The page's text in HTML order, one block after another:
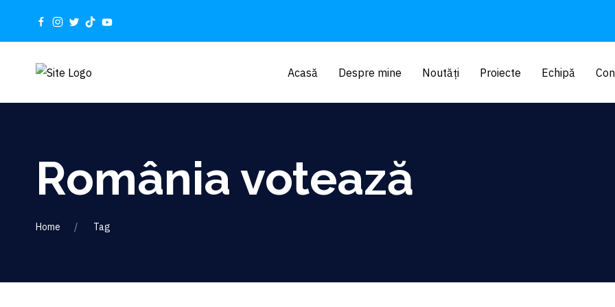
Acasă Despre mine Noutăți Proiecte Echipă
România votează
Home Tag